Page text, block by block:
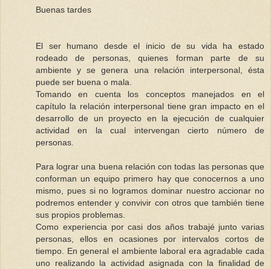
Buenas tardes
El ser humano desde el inicio de su vida ha estado
rodeado de personas, quienes forman parte de su
ambiente y se genera una relación interpersonal, ésta
puede ser buena o mala.
Tomando en cuenta los conceptos manejados en el
capítulo la relación interpersonal tiene gran impacto en el
desarrollo de un proyecto en la ejecución de cualquier
actividad en la cual intervengan cierto número de
personas.
Para lograr una buena relación con todas las personas que
conforman un equipo primero hay que conocernos a uno
mismo, pues si no logramos dominar nuestro accionar no
podremos entender y convivir con otros que también tiene
sus propios problemas.
Como experiencia por casi dos años trabajé junto varias
personas, ellos en ocasiones por intervalos cortos de
tiempo. En general el ambiente laboral era agradable cada
uno realizando la actividad asignada con la finalidad de